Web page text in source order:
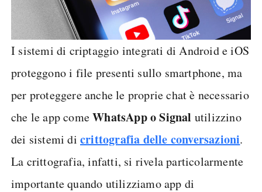
I sistemi di criptaggio integrati di Android e iOS
proteggono i file presenti sullo smartphone, ma
per proteggere anche le proprie chat è necessario
che le app comeWhatsApp o Signal utilizzino
dei sistemi di crittografia delle conversazioni.
La crittografia, infatti, si rivela particolarmente
importante quando utilizziamo app di